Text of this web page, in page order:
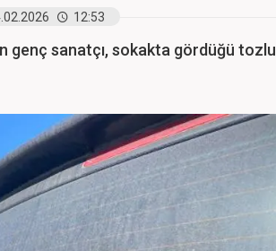
12:53
genç sanatçı, sokakta gördüğü tozlu